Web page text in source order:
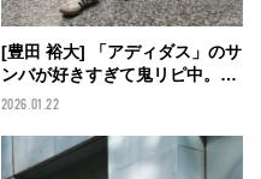
[豊田 裕大] 「アディダス」のサ
ンバが好きすぎて鬼リピ中。父
にもらった「ディーゼル」のマ
いに暖かい！【メンズノンノモ
デルの私服スナップ】
2026.01.22